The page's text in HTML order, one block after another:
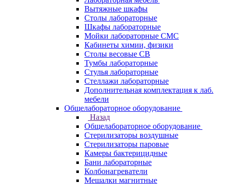
Вытяжные шкафы
Столы лабораторные
Шкафы лабораторные
Мойки лабораторные СМС
Кабинеты химии, физики
Столы весовые СВ
Тумбы лабораторные
Стулья лабораторные
Стеллажи лабораторные
Дополнительная комплектация к лаб.
мебели
Общелабораторное оборудование
Назад
Общелабораторное оборудование
Стерилизаторы воздушные
Стерилизаторы паровые
Камеры бактерицидные
Бани лабораторные
Колбонагреватели
Мешалки магнитные